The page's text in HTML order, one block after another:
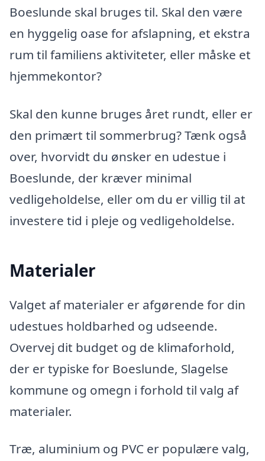
Boeslunde skal bruges til. Skal den være
en hyggelig oase for afslapning, et ekstra
rum til familiens aktiviteter, eller måske et
hjemmekontor?
Skal den kunne bruges året rundt, eller er
den primært til sommerbrug? Tænk også
over, hvorvidt du ønsker en udestue i
Boeslunde, der kræver minimal
vedligeholdelse, eller om du er villig til at
investere tid i pleje og vedligeholdelse.
Materialer
Valget af materialer er afgørende for din
udestues holdbarhed og udseende.
Overvej dit budget og de klimaforhold,
der er typiske for Boeslunde, Slagelse
kommune og omegn i forhold til valg af
materialer.
Træ, aluminium og PVC er populære valg,